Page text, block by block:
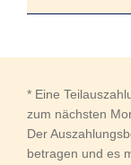
* Eine
zum nächsten
Der
betragen und es